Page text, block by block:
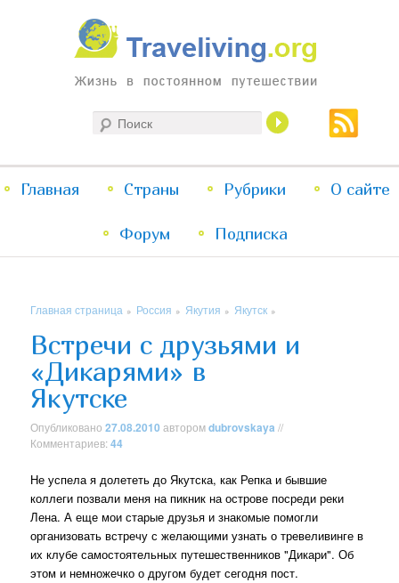
Traveliving
Жизнь в постоянном путешествии
меню
Перейти
к
Перейти
к
Главная Страны Рубрики О сайте
Форум Подписка
Главная страница » Россия » Якутия » Якутск »
Встречи с друзьями и
«Дикарями» в
Якутске
Опубликовано27.08.2010 авторомdubrovskaya //
Комментариев:44
Не успела я долететь до Якутска, как Репка и бывшие
коллеги позвали меня на пикник на острове посреди реки
Лена. А еще мои старые друзья и знакомые помогли
организовать встречу с желающими узнать о тревеливинге в
их клубе самостоятельных путешественников "Дикари". Об
этом и немножечко о другом будет сегодня пост.